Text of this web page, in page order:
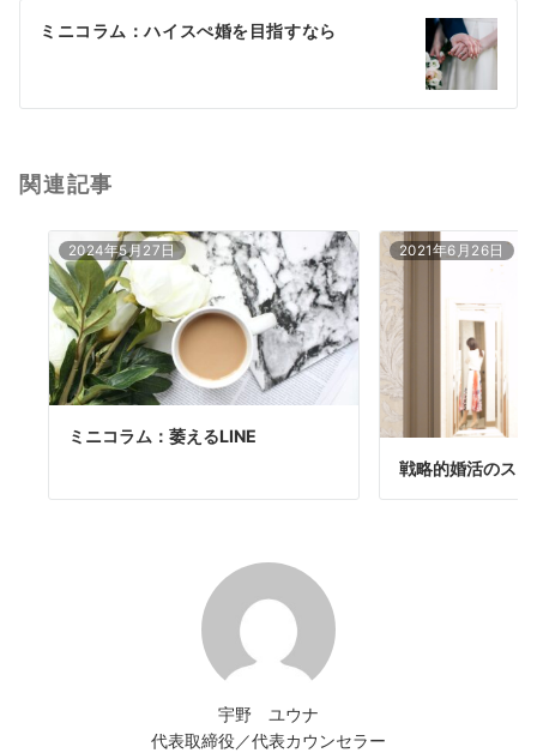
ン
ミニコラム：ハイスぺ婚を目指すなら
関連記事
2024年5月27日
ミニコラム：萎えるLINE
2021年6月26日
戦略的婚活のスス
宇野 ユウナ
代表取締役／代表カウンセラー